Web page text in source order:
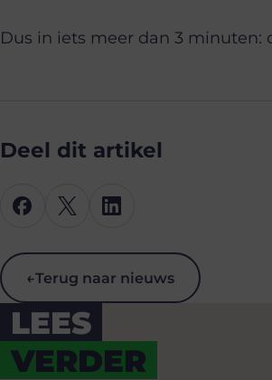
Dus in iets meer dan 3 minuten:
Deel dit artikel
←Terug naar nieuws
LEES
VERDER